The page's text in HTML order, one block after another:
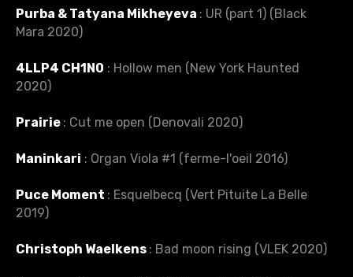
Purba & Tatyana Mikheyeva : UR (part 1) (Black
Mara 2020)
4LLP4 CH1N0 : Hollow men (New York Haunted
2020)
Prairie : Cut me open (Denovali 2020)
Maninkari : Organ Viola #1 (ferme-l'oeil ‎2016)
Puce Moment : Esquelbecq (Vert Pituite La Belle
2019)
Christoph Waelkens : Bad moon rising (VLEK 2020)